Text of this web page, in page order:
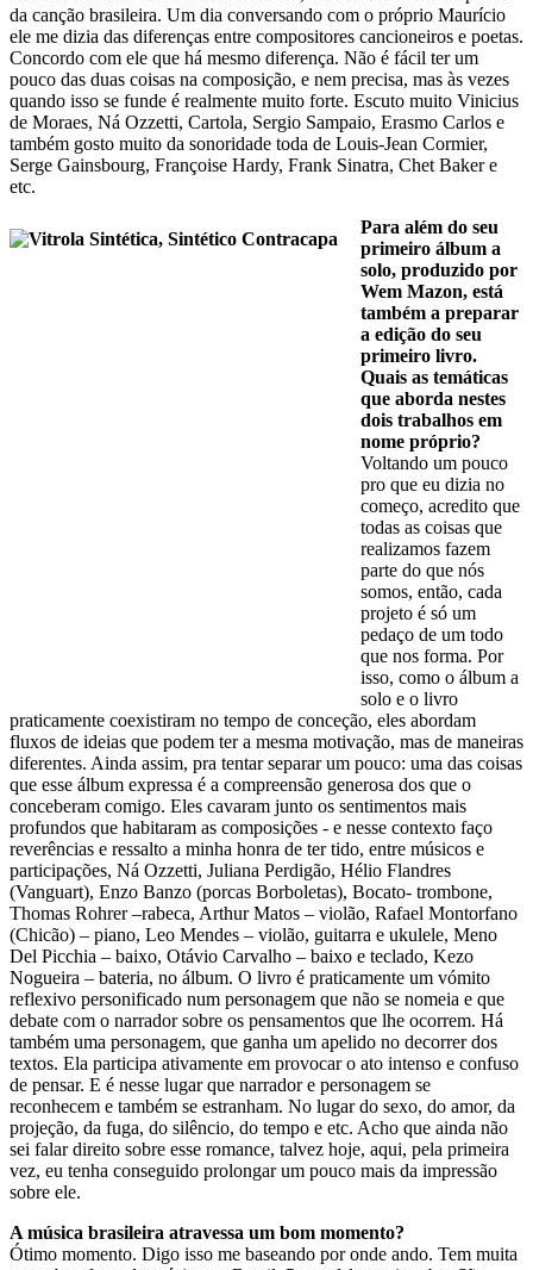
da canção brasileira. Um dia conversando com o próprio Maurício
ele me dizia das diferenças entre compositores cancioneiros e poetas.
Concordo com ele que há mesmo diferença. Não é fácil ter um
pouco das duas coisas na composição, e nem precisa, mas às vezes
quando isso se funde é realmente muito forte. Escuto muito Vinicius
de Moraes, Ná Ozzetti, Cartola, Sergio Sampaio, Erasmo Carlos e
também gosto muito da sonoridade toda de Louis-Jean Cormier,
Serge Gainsbourg, Françoise Hardy, Frank Sinatra, Chet Baker e
etc.
Para além do seu
primeiro álbum a
solo, produzido por
Wem Mazon, está
também a preparar
a edição do seu
primeiro livro.
Quais as temáticas
que aborda nestes
dois trabalhos em
nome próprio?
Voltando um pouco
pro que eu dizia no
começo, acredito que
todas as coisas que
realizamos fazem
parte do que nós
somos, então, cada
projeto é só um
pedaço de um todo
que nos forma. Por
isso, como o álbum a
solo e o livro
praticamente coexistiram no tempo de conceção, eles abordam
fluxos de ideias que podem ter a mesma motivação, mas de maneiras
diferentes. Ainda assim, pra tentar separar um pouco: uma das coisas
que esse álbum expressa é a compreensão generosa dos que o
conceberam comigo. Eles cavaram junto os sentimentos mais
profundos que habitaram as composições - e nesse contexto faço
reverências e ressalto a minha honra de ter tido, entre músicos e
participações, Ná Ozzetti, Juliana Perdigão, Hélio Flandres
(Vanguart), Enzo Banzo (porcas Borboletas), Bocato- trombone,
Thomas Rohrer –rabeca, Arthur Matos – violão, Rafael Montorfano
(Chicão) – piano, Leo Mendes – violão, guitarra e ukulele, Meno
Del Picchia – baixo, Otávio Carvalho – baixo e teclado, Kezo
Nogueira – bateria, no álbum. O livro é praticamente um vómito
reflexivo personificado num personagem que não se nomeia e que
debate com o narrador sobre os pensamentos que lhe ocorrem. Há
também uma personagem, que ganha um apelido no decorrer dos
textos. Ela participa ativamente em provocar o ato intenso e confuso
de pensar. E é nesse lugar que narrador e personagem se
reconhecem e também se estranham. No lugar do sexo, do amor, da
projeção, da fuga, do silêncio, do tempo e etc. Acho que ainda não
sei falar direito sobre esse romance, talvez hoje, aqui, pela primeira
vez, eu tenha conseguido prolongar um pouco mais da impressão
sobre ele.
A música brasileira atravessa um bom momento?
Ótimo momento. Digo isso me baseando por onde ando. Tem muita